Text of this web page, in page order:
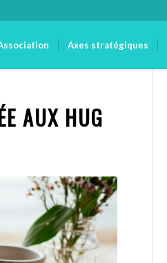
Axes stratégiques
AUX HUG